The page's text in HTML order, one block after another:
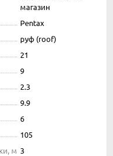
магазин
Pentax
руф (roof)
21
9
2.3
9.9
6
105
м 3